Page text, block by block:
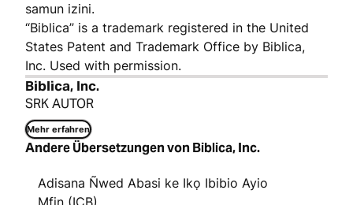
samun izini.
“Biblica” is a trademark registered in the United
States Patent and Trademark Office by Biblica,
Inc. Used with permission.
Biblica, Inc.
SRK AUTOR
Mehr erfahren
Andere Übersetzungen von Biblica, Inc.
Adisana Ñwed Abasi ke Ikọ Ibibio Ayio
Mfịn (ICB)